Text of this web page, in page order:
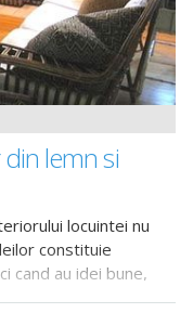
lemn si
locuintei nu
constituie
cand au idei bune,